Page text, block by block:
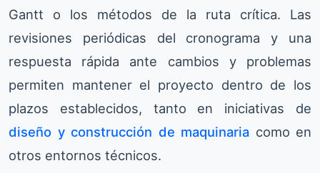
Gantt o los métodos de la ruta crítica. Las
revisiones periódicas del cronograma y una
respuesta rápida ante cambios y problemas
permiten mantener el proyecto dentro de los
plazos establecidos, tanto en iniciativas de
diseño y construcción de maquinaria como en
otros entornos técnicos.